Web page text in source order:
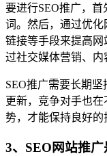
要进行SEO推广，
词。然后，通过优
链接等手段来提高
过社交媒体营销、内
SEO推广需要长期
更新，竞争对手也
势，才能保持良好的
3、SEO网站推